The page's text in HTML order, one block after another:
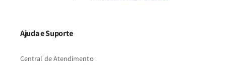
Ajuda e Suporte
Central de Atendimento